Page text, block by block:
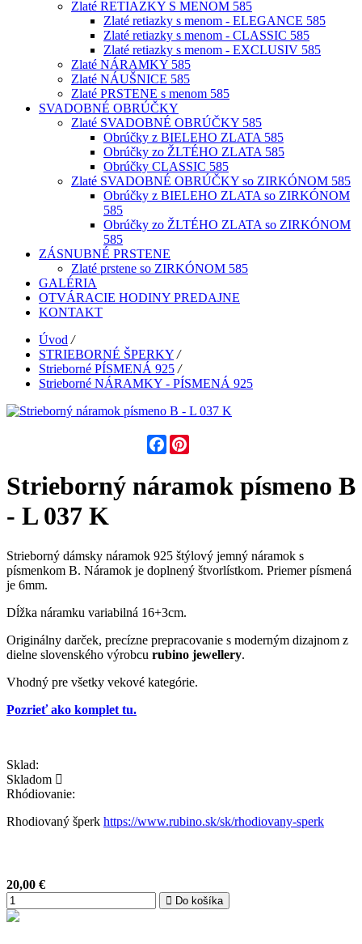
Zlaté RETIAZKY S MENOM 585
Zlaté retiazky s menom - ELEGANCE 585
Zlaté retiazky s menom - CLASSIC 585
Zlaté retiazky s menom - EXCLUSIV 585
Zlaté NÁRAMKY 585
Zlaté NÁUŠNICE 585
Zlaté PRSTENE s menom 585
SVADOBNÉ OBRÚČKY
Zlaté SVADOBNÉ OBRÚČKY 585
Obrúčky z BIELEHO ZLATA 585
Obrúčky zo ŽLTÉHO ZLATA 585
Obrúčky CLASSIC 585
Zlaté SVADOBNÉ OBRÚČKY so ZIRKÓNOM 585
Obrúčky z BIELEHO ZLATA so ZIRKÓNOM
585
Obrúčky zo ŽLTÉHO ZLATA so ZIRKÓNOM
585
ZÁSNUBNÉ PRSTENE
Zlaté prstene so ZIRKÓNOM 585
GALÉRIA
OTVÁRACIE HODINY PREDAJNE
KONTAKT
Úvod /
STRIEBORNÉ ŠPERKY /
Strieborné PÍSMENÁ 925 /
Strieborné NÁRAMKY - PÍSMENÁ 925
Facebook
Strieborný náramok písmeno B
- L 037 K
Strieborný dámsky náramok 925 štýlový jemný náramok s
písmenkom B. Náramok je doplnený štvorlístkom. Priemer písmená
je 6mm.
Dĺžka náramku variabilná 16+3cm.
Originálny darček, precízne prepracovanie s moderným dizajnom z
dielne slovenského výrobcu rubino jewellery.
Vhodný pre všetky vekové kategórie.
Pozrieť ako komplet tu.
Sklad:
Skladom
Rhódiovanie:
Rhodiovaný šperk https://www.rubino.sk/sk/rhodiovany-sperk
20,00 €
Do košíka